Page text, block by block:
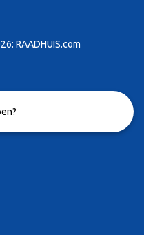
RAADHUIS.com